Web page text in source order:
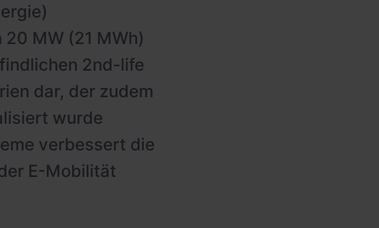
MW (21 MWh)
2nd-life
dar, der zudem
wurde
verbessert die
E-Mobilität